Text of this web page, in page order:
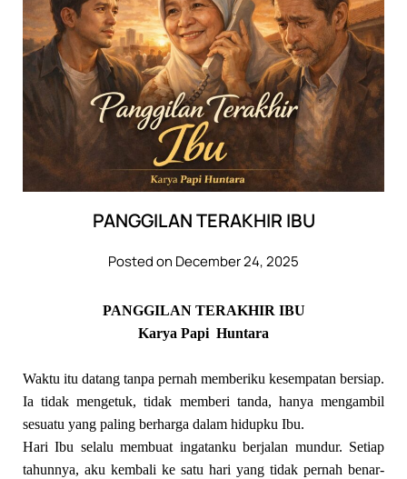
PANGGILAN TERAKHIR IBU
Posted on December 24, 2025
PANGGILAN TERAKHIR IBU
Karya Papi Huntara
Waktu itu datang tanpa pernah memberiku kesempatan bersiap.
Ia tidak mengetuk, tidak memberi tanda, hanya mengambil
sesuatu yang paling berharga dalam hidupku Ibu.
Hari Ibu selalu membuat ingatanku berjalan mundur. Setiap
tahunnya, aku kembali ke satu hari yang tidak pernah benar-